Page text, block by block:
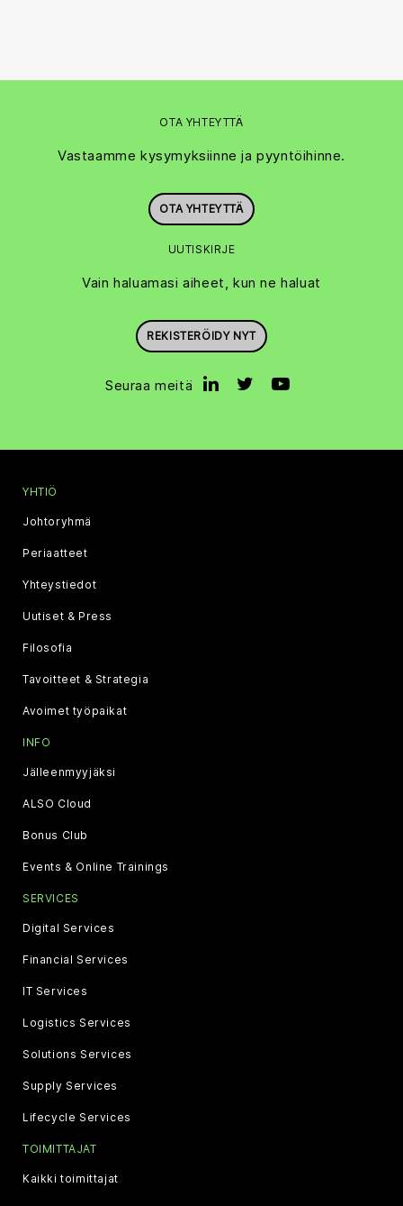
OTA YHTEYTTÄ
Vastaamme kysymyksiinne ja pyyntöihinne.
OTA YHTEYTTÄ
UUTISKIRJE
Vain haluamasi aiheet, kun ne haluat
REKISTERÖIDY NYT
Seuraa meitä
YHTIÖ
Johtoryhmä
Periaatteet
Yhteystiedot
Uutiset & Press
Filosofia
Tavoitteet & Strategia
Avoimet työpaikat
INFO
Jälleenmyyjäksi
ALSO Cloud
Bonus Club
Events & Online Trainings
SERVICES
Digital Services
Financial Services
IT Services
Logistics Services
Solutions Services
Supply Services
Lifecycle Services
TOIMITTAJAT
Kaikki toimittajat